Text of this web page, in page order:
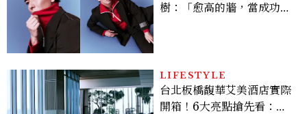
樹：「愈高的牆，當成功爬
LIFESTYLE
台北板橋馥華艾美酒店實際
開箱！6大亮點搶先看：新